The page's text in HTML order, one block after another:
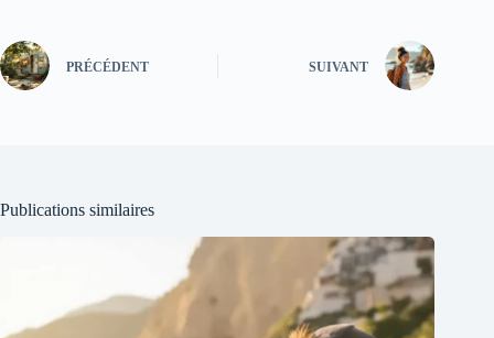
PRÉCÉDENT SUIVANT
Publications similaires